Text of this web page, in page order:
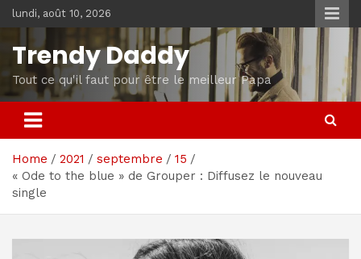
Skip
to
content
lundi, août 10, 2026
Trendy Daddy
Tout ce qu'il faut pour être le meilleur Papa
Home 2021 septembre
15
« Ode to the blue » de Grouper : Diffusez le nouveau
single